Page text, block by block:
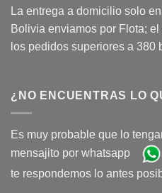
La entrega a domicilio solo
Bolivia enviamos por Flota;
los pedidos superiores a 380
¿NO ENCUENTRAS LO
Es muy probable que lo
mensajito por whatsapp
te respondemos lo antes